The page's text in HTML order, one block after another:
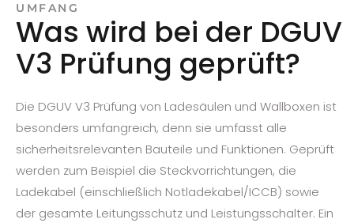
UMFANG
Was wird bei der DGUV
V3 Prüfung geprüft?
Die DGUV V3 Prüfung von Ladesäulen und Wallboxen ist
besonders umfangreich, denn sie umfasst alle
sicherheitsrelevanten Bauteile und Funktionen. Geprüft
werden zum Beispiel die Steckvorrichtungen, die
Ladekabel (einschließlich Notladekabel/ICCB) sowie
der gesamte Leitungsschutz und Leistungsschalter. Ein